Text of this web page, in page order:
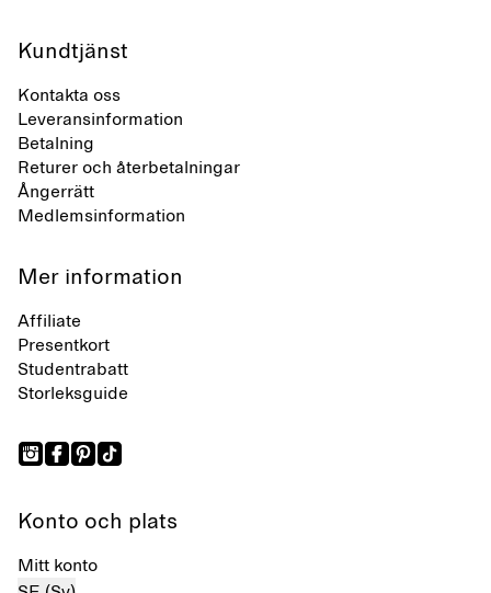
Kundtjänst
Kontakta oss
Leveransinformation
Betalning
Returer och återbetalningar
Ångerrätt
Medlemsinformation
Mer information
Affiliate
Presentkort
Studentrabatt
Storleksguide
Konto och plats
Mitt konto